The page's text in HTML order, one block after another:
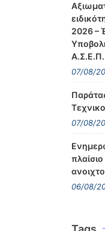
2026 –
Α.Σ.Ε.Π.
07/08/
07/08/
06/08/